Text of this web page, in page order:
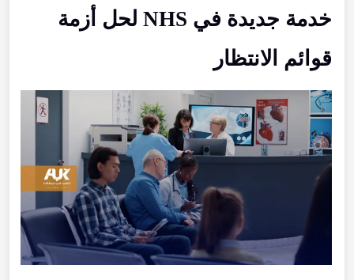
خدمة جديدة في NHS لحل أزمة
قوائم الانتظار